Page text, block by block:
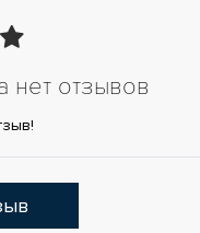
нет отзывов